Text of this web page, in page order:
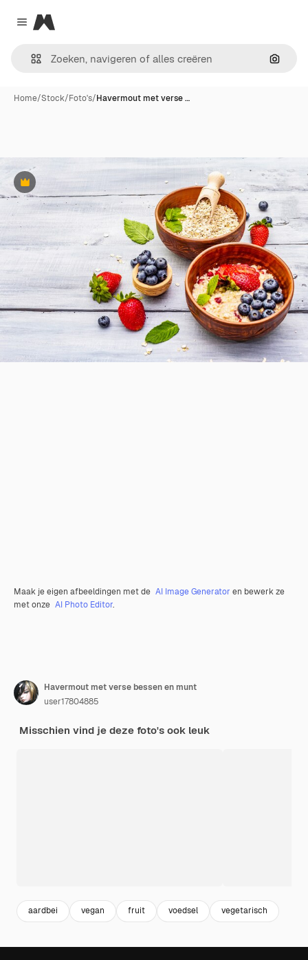
Close menu
Magnific
Home/Stock/Foto's/Havermout met verse …
Premium
Maak je eigen afbeeldingen met de AI Image Generator en bewerk ze
met onze AI Photo Editor.
Havermout met verse bessen en munt
user17804885
Misschien vind je deze foto's ook leuk
aardbei vegan fruit voedsel vegetarisch